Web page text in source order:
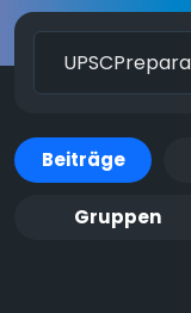
Beiträge
Gruppen